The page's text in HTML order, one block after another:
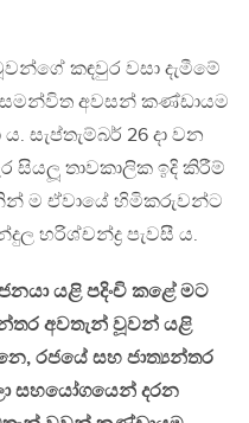
කඳවුර වසා දැමීමේ
සමන්විත අවසන් කණ්ඩායම
සැප්තැම්බර් 26 දා වන
සියලූ තාවකාලික ඉදි කිරීම්
ම ඒවායේ හිමිකරුවන්ට
හරිශ්චන්ද්‍ර පැවසී ය.
ජනයා යළි පදිංචි කළේ මට
අවතැන් වූවන් යළි
රජයේ සහ ජාත්‍යන්තර
සහයෝගයෙන් දරන